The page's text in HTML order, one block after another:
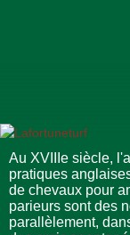
Au XVIIIe siècle,
pratiques
de chevaux pour
parieurs sont des
parallèlement,